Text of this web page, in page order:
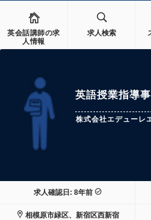
英会話講師の求
人情報
求人検索
英語授業指導
株式会社エデューレ
求人確認日: 8年前
相模原市緑区、新宿区西新宿